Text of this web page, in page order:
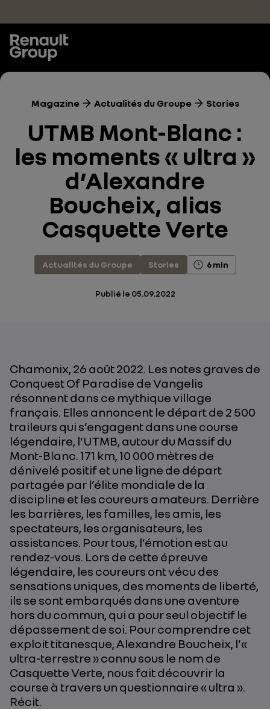
Magazine Actualités du Groupe Stories
UTMB Mont-Blanc :
les moments « ultra »
d’Alexandre
Boucheix, alias
Casquette Verte
Actualités du Groupe Stories 6 min
Publié le 05.09.2022
Chamonix, 26 août 2022. Les notes graves de
Conquest Of Paradise de Vangelis
résonnent dans ce mythique village
français. Elles annoncent le départ de 2 500
traileurs qui s’engagent dans une course
légendaire, l’UTMB, autour du Massif du
Mont-Blanc. 171 km, 10 000 mètres de
dénivelé positif et une ligne de départ
partagée par l’élite mondiale de la
discipline et les coureurs amateurs. Derrière
les barrières, les familles, les amis, les
spectateurs, les organisateurs, les
assistances. Pour tous, l’émotion est au
rendez-vous. Lors de cette épreuve
légendaire, les coureurs ont vécu des
sensations uniques, des moments de liberté,
ils se sont embarqués dans une aventure
hors du commun, qui a pour seul objectif le
dépassement de soi. Pour comprendre cet
exploit titanesque, Alexandre Boucheix, l’«
ultra-terrestre » connu sous le nom de
Casquette Verte, nous fait découvrir la
course à travers un questionnaire « ultra ».
Récit.